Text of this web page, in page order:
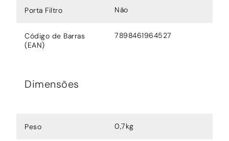
Porta Filtro Não
Código de Barras
(EAN)
7898461964527
Dimensões
Peso 0,7kg